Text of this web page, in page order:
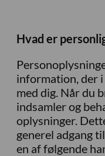
Hvad er
information, der
med dig. Når du
indsamler og
oplysninger.
generel adgang
en af følgende